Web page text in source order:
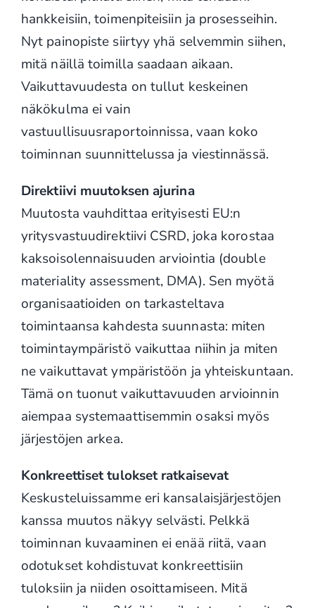
hankkeisiin, toimenpiteisiin ja prosesseihin.
Nyt painopiste siirtyy yhä selvemmin siihen,
mitä näillä toimilla saadaan aikaan.
Vaikuttavuudesta on tullut keskeinen
näkökulma ei vain
vastuullisuusraportoinnissa, vaan koko
toiminnan suunnittelussa ja viestinnässä.
Direktiivi muutoksen ajurina
Muutosta vauhdittaa erityisesti EU:n
yritysvastuudirektiivi CSRD, joka korostaa
kaksoisolennaisuuden arviointia (double
materiality assessment, DMA). Sen myötä
organisaatioiden on tarkasteltava
toimintaansa kahdesta suunnasta: miten
toimintaympäristö vaikuttaa niihin ja miten
ne vaikuttavat ympäristöön ja yhteiskuntaan.
Tämä on tuonut vaikuttavuuden arvioinnin
aiempaa systemaattisemmin osaksi myös
järjestöjen arkea.
Konkreettiset tulokset ratkaisevat
Keskusteluissamme eri kansalaisjärjestöjen
kanssa muutos näkyy selvästi. Pelkkä
toiminnan kuvaaminen ei enää riitä, vaan
odotukset kohdistuvat konkreettisiin
tuloksiin ja niiden osoittamiseen. Mitä